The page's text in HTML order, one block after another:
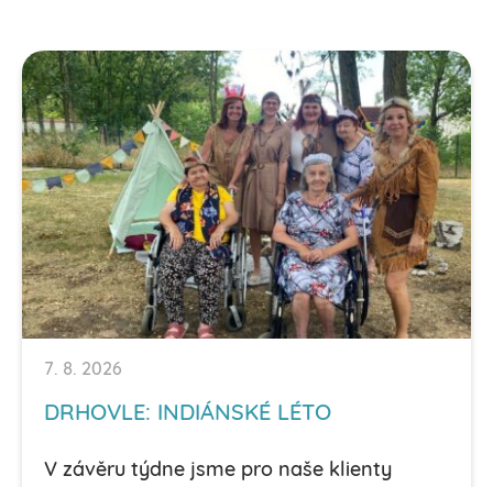
7. 8. 2026
DRHOVLE: INDIÁNSKÉ LÉTO
V závěru týdne jsme pro naše klienty